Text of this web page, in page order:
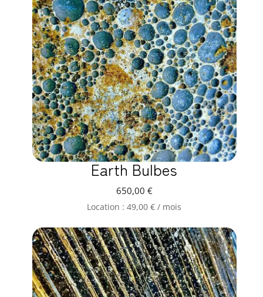
Earth Bulbes
650,00 €
Location :49,00€ / mois